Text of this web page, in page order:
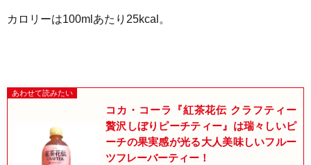
カロリーは100mlあたり25kcal 。
コカ・コーラ『紅茶花伝 クラフティー
贅沢しぼりピーチティー』は瑞々しいピ
ーチの果実感が光る大人美味しいフルー
ツフレーバーティー！